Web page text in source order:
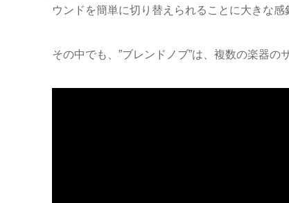
ウンドを簡単に切り替えられることに大きな感
その中でも、”ブレンドノブ”は、複数の楽器の